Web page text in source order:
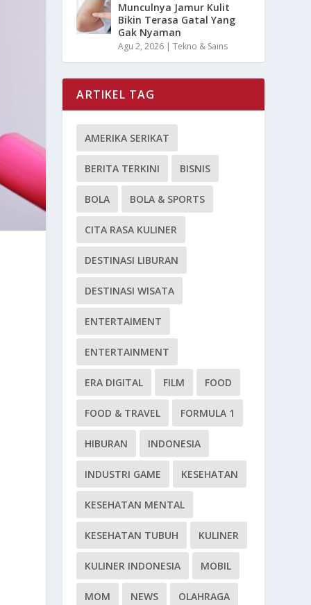
Munculnya Jamur Kulit
Bikin Terasa Gatal Yang
Gak Nyaman
Agu 2, 2026 |Tekno & Sains
ARTIKEL TAG
AMERIKA SERIKAT
BERITA TERKINI BISNIS
BOLA BOLA & SPORTS
CITA RASA KULINER
DESTINASI LIBURAN
DESTINASI WISATA
ENTERTAIMENT
ENTERTAINMENT
ERA DIGITAL FILM FOOD
FOOD & TRAVEL FORMULA 1
HIBURAN INDONESIA
INDUSTRI GAME KESEHATAN
KESEHATAN MENTAL
KESEHATAN TUBUH KULINER
KULINER INDONESIA MOBIL
MOM NEWS OLAHRAGA